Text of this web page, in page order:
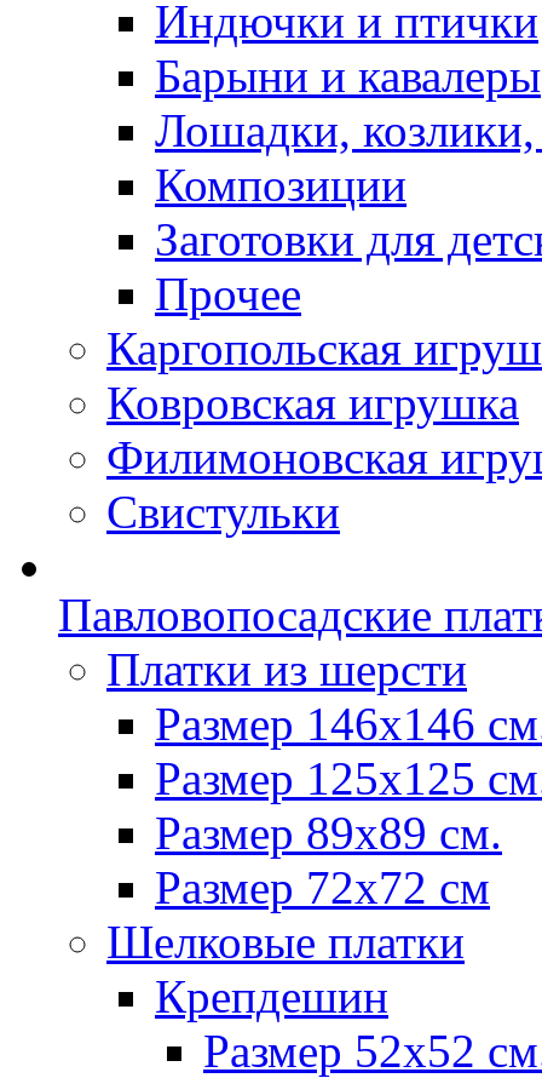
Индючки и птички
Барыни и кавалеры
Лошадки,
Композиции
Заготовки для
Прочее
Каргопольская
Ковровская игрушка
Филимоновская
Свистульки
Павловопосадские
Платки из шерсти
Размер 146х146
Размер 125х125
Размер 89х89 см.
Размер 72x72 см
Шелковые платки
Крепдешин
Размер 52х52